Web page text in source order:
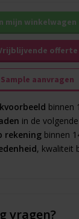
mijn winkelwagen
offerte
Sample aanvragen
binnen
in de
rekeningbinnen
, kwaliteit
vragen?